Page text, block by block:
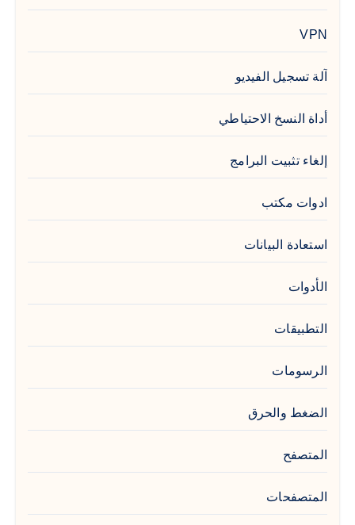
VPN
آلة تسجيل الفيديو
أداة النسخ الاحتياطي
إلغاء تثبيت البرامج
ادوات مكتب
استعادة البيانات
الأدوات
التطبيقات
الرسومات
الضغط والحرق
المتصفح
المتصفحات